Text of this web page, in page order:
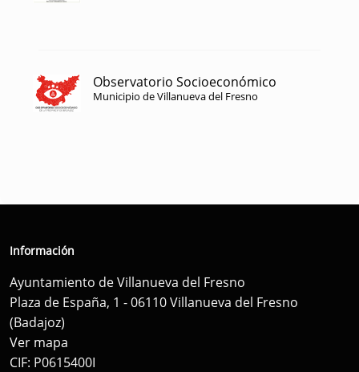
Observatorio Socioeconómico
Municipio de Villanueva del Fresno
Información
Ayuntamiento de Villanueva del Fresno
Plaza de España, 1 - 06110 Villanueva del Fresno
(Badajoz)
Ver mapa
CIF: P0615400I